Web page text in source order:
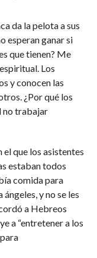
da la pelota a sus
esperan ganar si
que tienen? Me
Los
y conocen las
¿Por qué los
no trabajar
que los asistentes
estaban todos
comida para
y no se les
a Hebreos
a “entretener a los